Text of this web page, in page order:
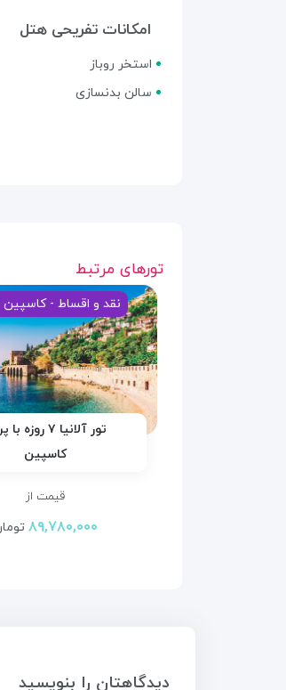
امکانات تفریحی هتل
استخر روباز
سالن بدنسازی
تورهای مرتبط
نقد و اقساط - کاسپین
تور آلانیا ۷ روزه
کاسپین
قیمت از
۸۹,۷۸۰,۰۰۰
دیدگاهتان را بنویسید